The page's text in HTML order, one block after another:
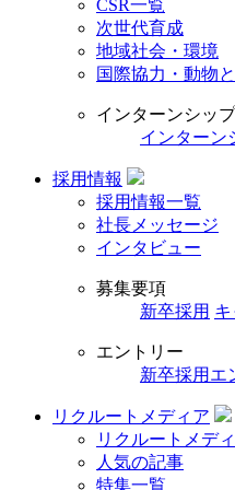
CSR一覧
次世代育成
地域社会・環境
国際協力・動物
インターンシッ
インターン
採用情報
採用情報一覧
社長メッセージ
インタビュー
募集要項
新卒採用
エントリー
新卒採用エ
リクルートメディア
リクルートメデ
人気の記事
特集一覧